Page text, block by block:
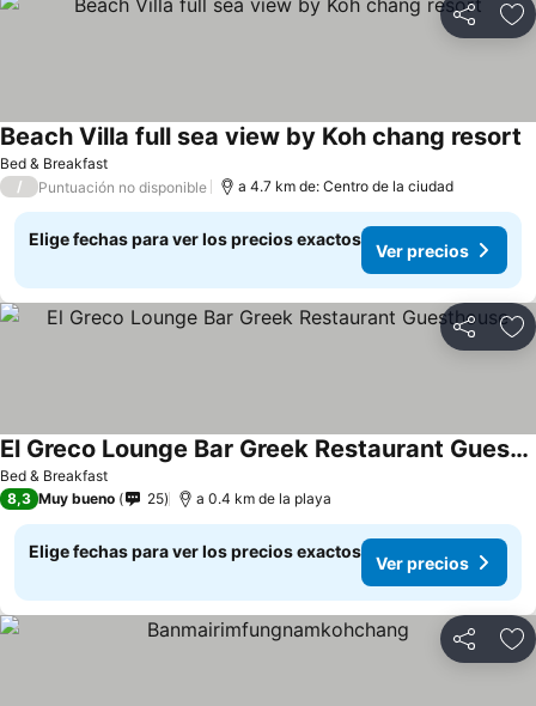
Compartir
Bed & Breakfast
Beach Villa full sea view by Koh chang resort
/ Puntuación no disponible a 4.7 km de: Centro de la ciudad
Elige fechas para ver los precios exactos
Ver precios
Compartir
Bed & Breakfast
El Greco Lounge Bar Greek Restaurant Guesthouse
8,3 Muy bueno 25 a 0.4 km de la playa
Elige fechas para ver los precios exactos
Ver precios
Compartir